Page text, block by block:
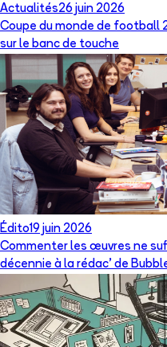
Actualités26 juin 2026
Coupe du monde de football
sur le banc de touche
Édito19 juin 2026
Commenter les œuvres ne
décennie à la rédac’ de